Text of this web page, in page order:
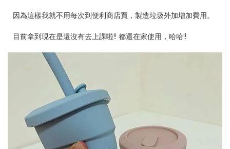
因為這樣我就不用每次到便利商店買，製造垃圾外加增加費用。
目前拿到現在是還沒有去上課啦!! 都還在家使用，哈哈!!